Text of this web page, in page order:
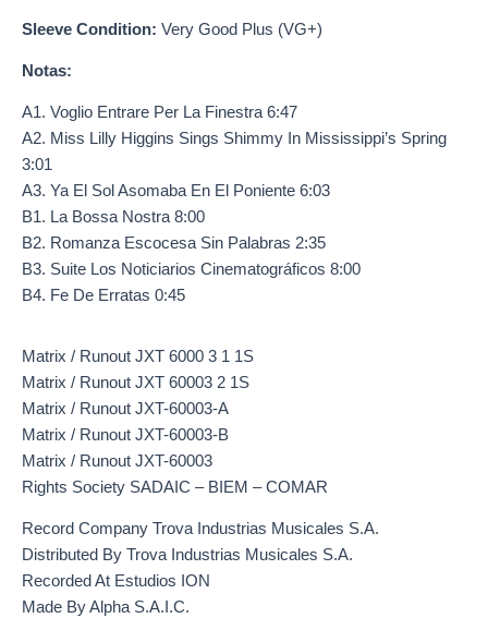
Sleeve Condition: Very Good Plus (VG+)
Notas:
A1. Voglio Entrare Per La Finestra 6:47
A2. Miss Lilly Higgins Sings Shimmy In Mississippi’s Spring
3:01
A3. Ya El Sol Asomaba En El Poniente 6:03
B1. La Bossa Nostra 8:00
B2. Romanza Escocesa Sin Palabras 2:35
B3. Suite Los Noticiarios Cinematográficos 8:00
B4. Fe De Erratas 0:45
Matrix / Runout JXT 6000 3 1 1S
Matrix / Runout JXT 60003 2 1S
Matrix / Runout JXT-60003-A
Matrix / Runout JXT-60003-B
Matrix / Runout JXT-60003
Rights Society SADAIC – BIEM – COMAR
Record Company Trova Industrias Musicales S.A.
Distributed By Trova Industrias Musicales S.A.
Recorded At Estudios ION
Made By Alpha S.A.I.C.